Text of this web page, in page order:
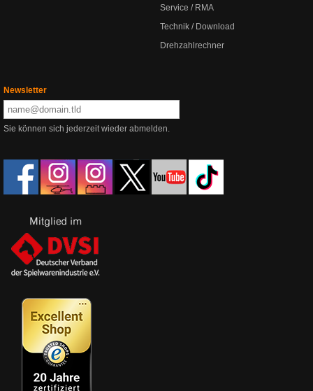
Service / RMA
Technik / Download
Drehzahlrechner
Newsletter
Sie können sich jederzeit wieder abmelden.